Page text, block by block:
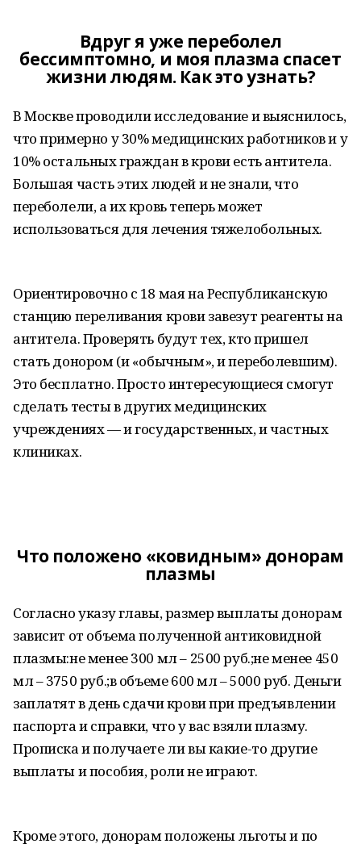
Вдруг я уже переболел
бессимптомно, и моя плазма спасет
жизни людям. Как это узнать?
В Москве проводили исследование и выяснилось,
что примерно у 30% медицинских работников и у
10% остальных граждан в крови есть антитела.
Большая часть этих людей и не знали, что
переболели, а их кровь теперь может
использоваться для лечения тяжелобольных.
Ориентировочно с 18 мая на Республиканскую
станцию переливания крови завезут реагенты на
антитела. Проверять будут тех, кто пришел
стать донором (и «обычным», и переболевшим).
Это бесплатно. Просто интересующиеся смогут
сделать тесты в других медицинских
учреждениях — и государственных, и частных
клиниках.
Что положено «ковидным» донорам
плазмы
Согласно указу главы, размер выплаты донорам
зависит от объема полученной антиковидной
плазмы:не менее 300 мл – 2500 руб.;не менее 450
мл – 3750 руб.;в объеме 600 мл – 5000 руб. Деньги
заплатят в день сдачи крови при предъявлении
паспорта и справки, что у вас взяли плазму.
Прописка и получаете ли вы какие-то другие
выплаты и пособия, роли не играют.
Кроме этого, донорам положены льготы и по